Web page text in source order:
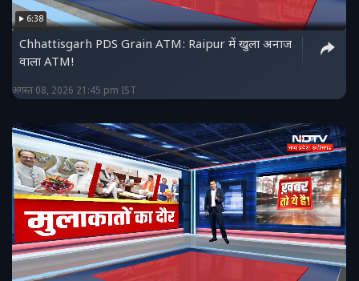
6:38
Chhattisgarh PDS Grain ATM: Raipur में खुला अनाज
वाला ATM!
अगस्त 08, 2026 21:45 pm IST